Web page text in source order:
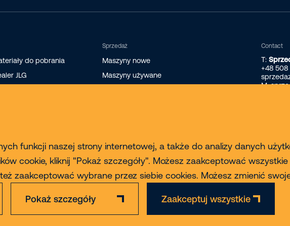
funkcji naszej strony internetowej, a także do analizy danych
cookie, kliknij "Pokaż szczegóły". Możesz zaakceptować
zaakceptować wybrane przez siebie cookies. Możesz zmienić
Pokaż szczegóły Zaakceptuj wszystkie
do pobrania
JLG
Sprzedaż
Maszyny nowe
Maszyny używane
Contact
T:
+48 508
M:
Zastrzeżenie Polityka Prywatności & Cookies